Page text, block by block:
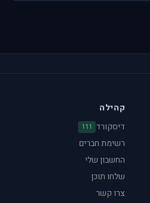
קהילה
דיסקורד
111
רשימת חברים
החשבון שלי
שלחו תוכן
צרו קשר